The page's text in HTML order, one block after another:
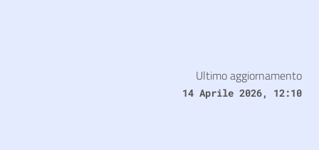
Ultimo aggiornamento
14 Aprile 2026, 12:10